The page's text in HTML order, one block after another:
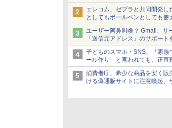
ードバイクにちょうどいい【ぼ
ど！その14】【空いた時間でな
エレコム、ゼブラと共同開発し
としてもボールペンとしても使
スツーウェイ」発売 iPadにも
えずに書き込める
ユーザー阿鼻叫喚？ Gmail、サ
「送信元アドレス」のサポート
【やじうまWatch】
子どものスマホ・SNS、「家族
ール作り」と言われても、正直
か？ 「16歳になった瞬間に
方が怖い」という上沼紫野弁護
く
消費者庁、希少な商品を安く販
ける偽通販サイトに注意喚起、